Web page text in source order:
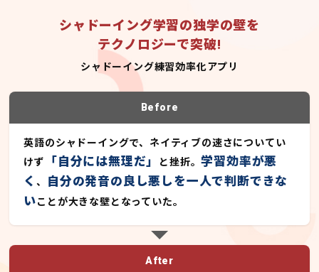
シャドーイング学習の独学の壁を
テクノロジーで突破!
シャドーイング練習効率化アプリ
Before
英語のシャドーイングで、ネイティブの速さについてい
けず
「自分には無理だ」 と挫折。学習効率が悪
く、
自分の発音の良し悪しを一人で判断できな
いことが大きな壁となっていた。
After